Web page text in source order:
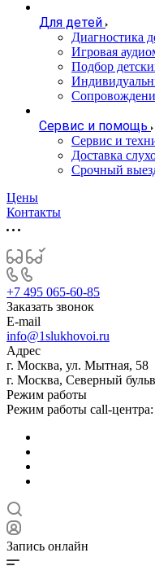
Для детей
Диагностика
Игровая
Подбор
Сервис и помощь
Сервис и
Доставка
Срочный
Цены
Контакты
+7 495 065-60-85
Заказать звонок
E-mail
info@1slukhovoi.ru
Адрес
г. Москва, ул. Мытная, 58
г. Москва, Северный
Режим работы
Режим работы call-
Запись онлайн